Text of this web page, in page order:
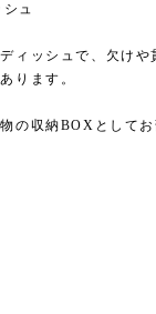
ュ
ィッシュで、欠けや
ります。
の収納BOXとして